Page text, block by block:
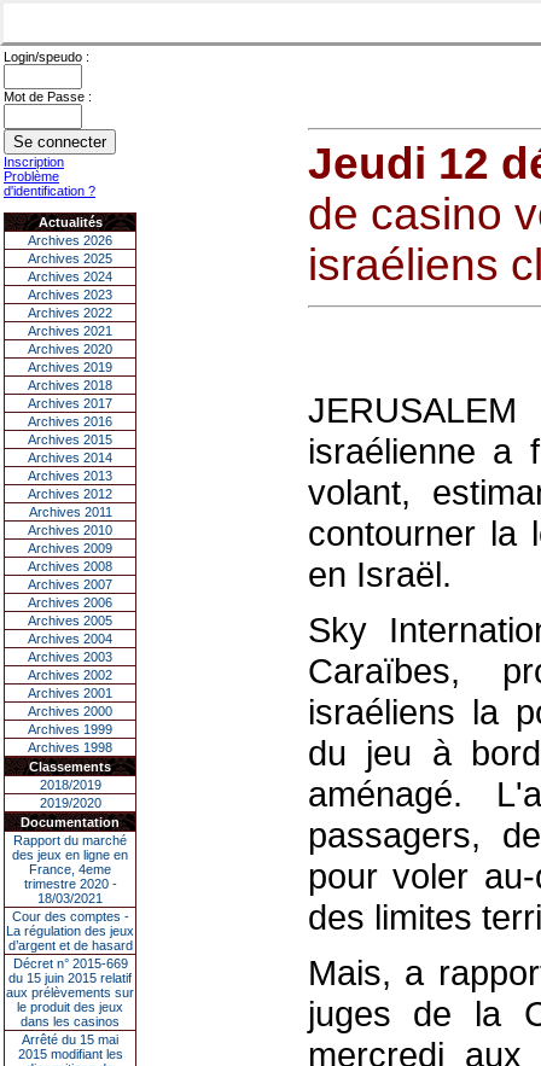
Login/speudo :
Mot de Passe :
Inscription
Problème
d'identification ?
Actualités
Archives 2026
Archives 2025
Archives 2024
Archives 2023
Archives 2022
Archives 2021
Archives 2020
Archives 2019
Archives 2018
Archives 2017
Archives 2016
Archives 2015
Archives 2014
Archives 2013
Archives 2012
Archives 2011
Archives 2010
Archives 2009
Archives 2008
Archives 2007
Archives 2006
Archives 2005
Archives 2004
Archives 2003
Archives 2002
Archives 2001
Archives 2000
Archives 1999
Archives 1998
Classements
2018/2019
2019/2020
Documentation
Rapport du marché
des jeux en ligne en
France, 4eme
trimestre 2020 -
18/03/2021
Cour des comptes -
La régulation des jeux
d’argent et de hasard
Décret n° 2015-669
du 15 juin 2015 relatif
aux prélèvements sur
le produit des jeux
dans les casinos
Arrêté du 15 mai
2015 modifiant les
Jeudi 12
de casino
israéliens
israélienne a
volant,
contourner la
en Israël.
Sky
Caraïbes,
israéliens la
du jeu à
aménagé.
passagers,
pour voler
des limites
Mais, a
juges de la
mercredi